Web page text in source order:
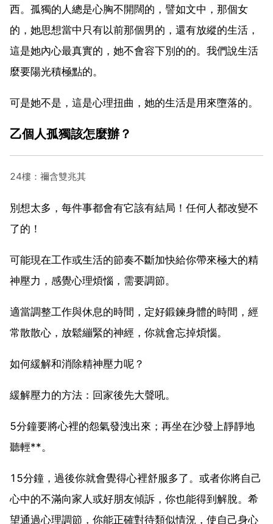
西。孤獨的人總是心胸不開闊的，譬如文中，那個女
的，她思想當中只有以前那個男的，還有放縱的生活，
這是她內心最真實的，她不會容下別的的。我們說生活
麼要陽光積極點的。
可是她不是，這是心理扭曲，她的生活是用來墮落的。
乙個人孤獨該怎麼辦？
24樓：禰含雙兆其
別想太多，每件事都會有它該有結局！任何人都改變不
了的！
可能現在工作或生活的節奏不斷加快給你帶來極大的精
神壓力，感覺心理煩惱，需要調節。
適當調整工作與休息的時間，定好鍛鍊身體的時間，經
常散散心，放鬆繃緊的神經，你就會忘掉煩惱。
如何緩解和消除精神壓力呢？
緩解壓力的方法：回家後先大聲吼。
5分鐘要將心裡的怨氣發洩出來；再坐在沙發上靜靜地
聽輕**。
15分鐘，過後你就會覺得心裡舒服多了。或者你將自己
心中的不滿向家人或好朋友傾訴，你也能得到解脫。希
望通過心理調節，你能正確對待類似情況，使自己身心